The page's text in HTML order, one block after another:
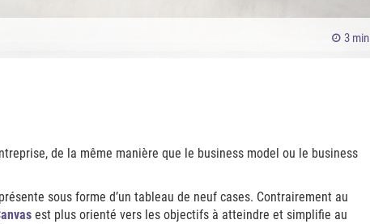
3 min
de la même manière que le business model ou le business
sous forme d’un tableau de neuf cases. Contrairement au
est plus orienté vers les objectifs à atteindre et simplifie au